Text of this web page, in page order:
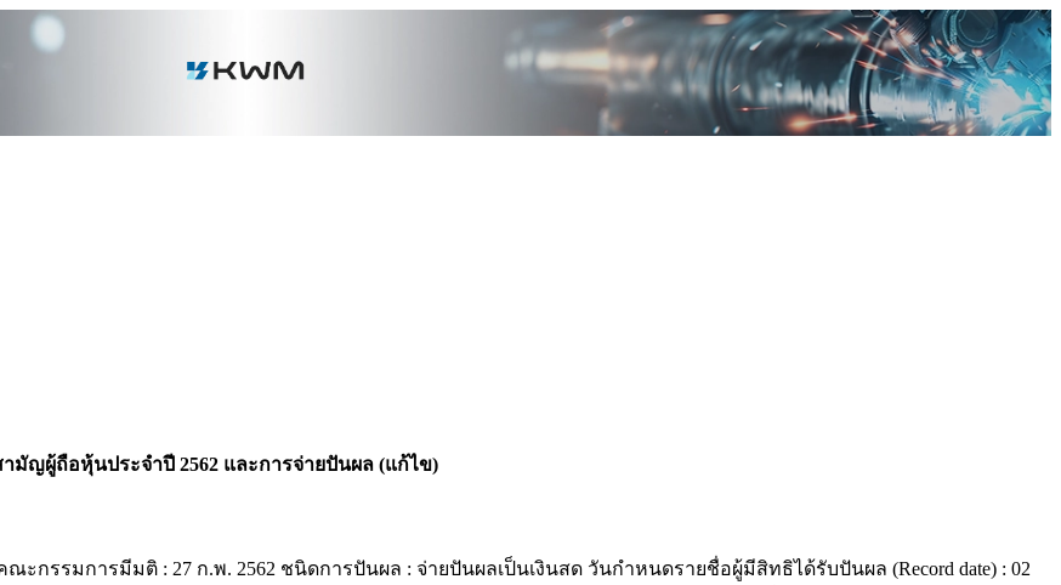
ญผู้ถือหุ้นประจำปี 2562 และการจ่ายปันผล (แก้ไข)
ะกรรมการมีมติ : 27 ก.พ. 2562 ชนิดการปันผล : จ่ายปันผลเป็นเงินสด วันกำหนดรายชื่อผู้มีสิทธิได้รับปันผล (Record date) : 02